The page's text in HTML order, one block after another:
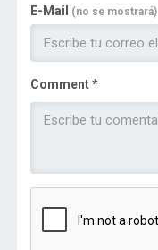
E-Mail (no se mostrará)
Comment *